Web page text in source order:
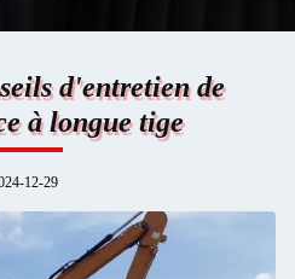
d'entretien de
à longue tige
12-29